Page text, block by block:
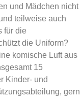
und Mädchen nicht
teilweise auch
für die
die Uniform?
komische Luft aus
15
Kinder- und
gern